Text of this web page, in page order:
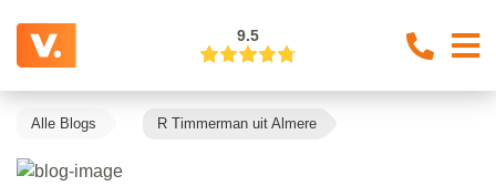
9.5
Alle Blogs R Timmerman uit Almere